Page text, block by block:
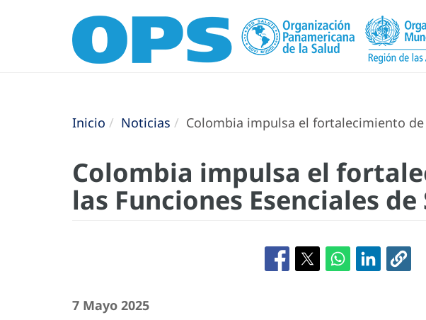
Inicio Noticias Colombia impulsa el fortalecimiento de
Colombia impulsa el
las Funciones Esenciales
7 Mayo 2025